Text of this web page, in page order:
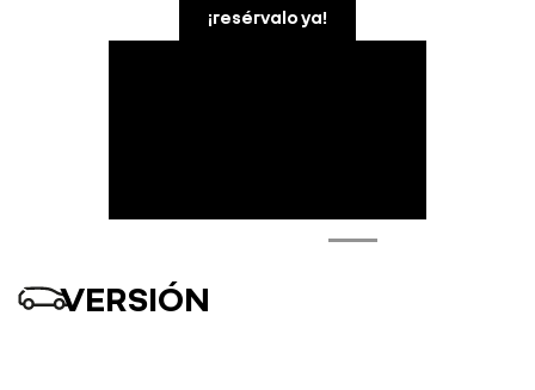
¡resérvalo ya!
VERSIÓN